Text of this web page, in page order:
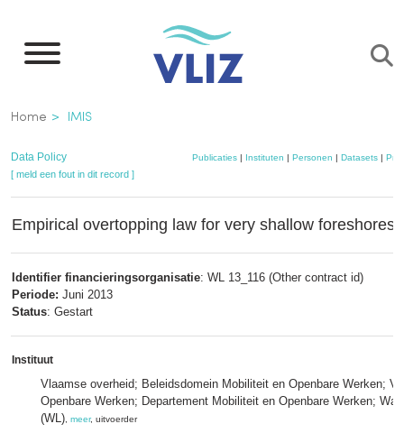
naar
inhoud
gaan
Kruimelpad
Home IMIS
Data Policy Publicaties | Instituten | Personen | Datasets |
[ meld een fout in dit record ]
Empirical overtopping law for very shallow foreshores
Identifier financieringsorganisatie: WL 13_116 (Other contract id)
Periode: Juni 2013
Status: Gestart
Instituut
Vlaamse overheid; Beleidsdomein Mobiliteit en Openbare Werken;
Openbare Werken; Departement Mobiliteit en Openbare Werken;
(WL) meer, uitvoerder